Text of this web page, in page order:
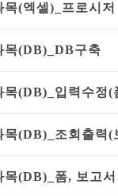
목(엑셀)_프로시저
목(DB)_DB구축
목(DB)_입력수정(
목(DB)_조회출력(
목(DB)_폼, 보고서